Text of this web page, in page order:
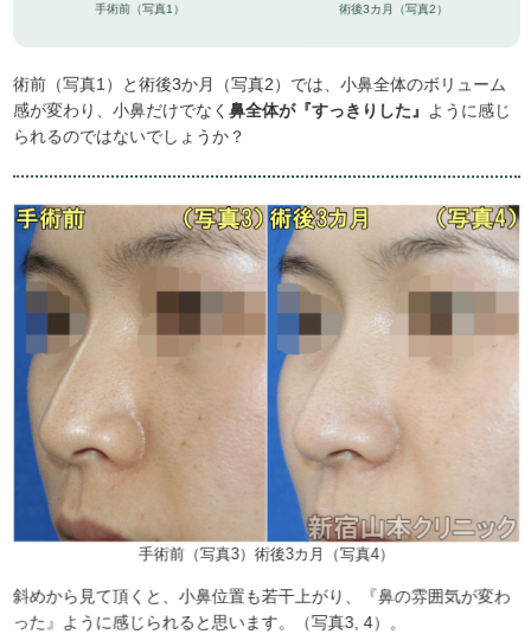
手術前（写真1） 術後3カ月（写真2）
術前（写真1）と術後3か月（写真2）では、小鼻全体のボリューム
感が変わり、小鼻だけでなく鼻全体が『すっきりした』 ように感じ
られるのではないでしょうか？
手術前（写真3）術後3カ月（写真4）
斜めから見て頂くと、小鼻位置も若干上がり、『鼻の雰囲気が変わ
った』ように感じられると思います。（写真3, 4）。